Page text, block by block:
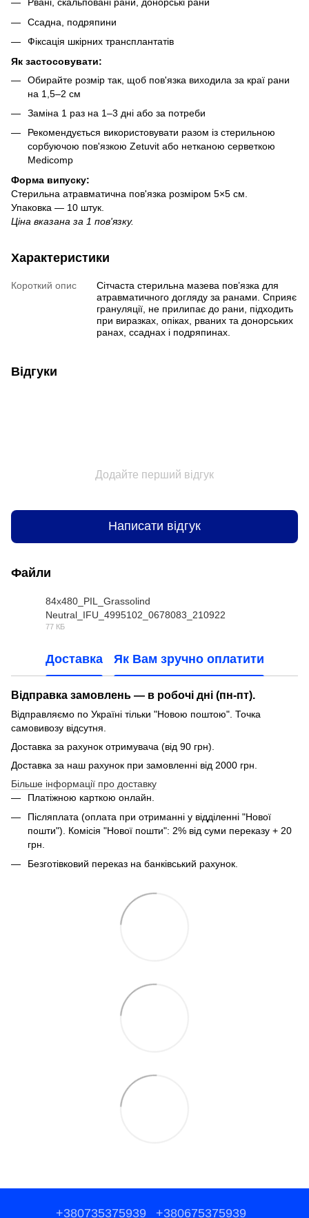
Рвані, скальповані рани, донорські рани
Ссадна, подряпини
Фіксація шкірних трансплантатів
Як застосовувати:
Обирайте розмір так, щоб пов'язка виходила за краї рани
на 1,5–2 см
Заміна 1 раз на 1–3 дні або за потреби
Рекомендується використовувати разом із стерильною
сорбуючою пов'язкою Zetuvit або нетканою серветкою
Medicomp
Форма випуску:
Стерильна атравматична пов'язка розміром 5×5 см.
Упаковка — 10 штук.
Ціна вказана за 1 пов'язку.
Характеристики
Короткий опис
Сітчаста стерильна мазева пов’язка для
атравматичного догляду за ранами. Сприяє
грануляції, не прилипає до рани, підходить
при виразках, опіках, рваних та донорських
ранах, ссаднах і подряпинах.
Відгуки
Додайте перший відгук
Написати відгук
Файли
84x480_PIL_Grassolind
Neutral_IFU_4995102_0678083_210922
77 КБ
Доставка Як Вам зручно оплатити
Відправка замовлень — в робочі дні (пн-пт).
Відправляємо по Україні тільки "Новою поштою". Точка
самовивозу відсутня.
Доставка за рахунок отримувача (від 90 грн).
Доставка за наш рахунок при замовленні від 2000 грн.
Більше інформації про доставку
Платіжною карткою онлайн.
Післяплата (оплата при отриманні у відділенні "Нової
пошти"). Комісія "Нової пошти": 2% від суми переказу + 20
грн.
Безготівковий переказ на банківський рахунок.
+380735375939 +380675375939